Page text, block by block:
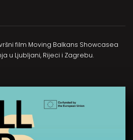
film Moving Balkans Showcasea
u Ljubljani, Rijeci i Zagrebu.